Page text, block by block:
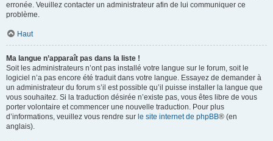
erronée. Veuillez contacter un administrateur afin de lui communiquer ce
problème.
Haut
Ma langue n’apparaît pas dans la liste !
Soit les administrateurs n’ont pas installé votre langue sur le forum, soit le
logiciel n’a pas encore été traduit dans votre langue. Essayez de demander à
un administrateur du forum s’il est possible qu’il puisse installer la langue que
vous souhaitez. Si la traduction désirée n’existe pas, vous êtes libre de vous
porter volontaire et commencer une nouvelle traduction. Pour plus
d’informations, veuillez vous rendre sur le site internet de phpBB® (en
anglais).